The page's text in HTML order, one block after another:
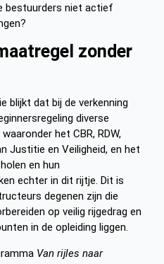
bestuurders niet actief
zonder
blijkt dat bij de verkenning
diverse
het CBR, RDW,
Justitie en Veiligheid, en het
en hun
echter in dit rijtje. Dit is
degenen zijn die
op veilig rijgedrag en
in de opleiding liggen.
Van rijles naar